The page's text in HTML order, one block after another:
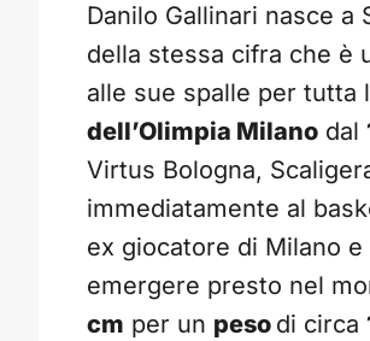
Danilo Gallinari nasce a
della stessa cifra che è
alle sue spalle per tutta
dell’Olimpia Milano dal
Virtus Bologna,
immediatamente al
ex giocatore di Milano
emergere presto nel
cm per un peso di circa